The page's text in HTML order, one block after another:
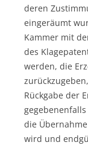
deren
eingeräumt
Kammer mit
des
werden, die
Rückgabe der
die
wird und